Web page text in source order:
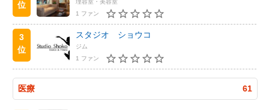
位
1 ファン
3
位
スタジオ ショウコ
ジム
1 ファン
医療 61